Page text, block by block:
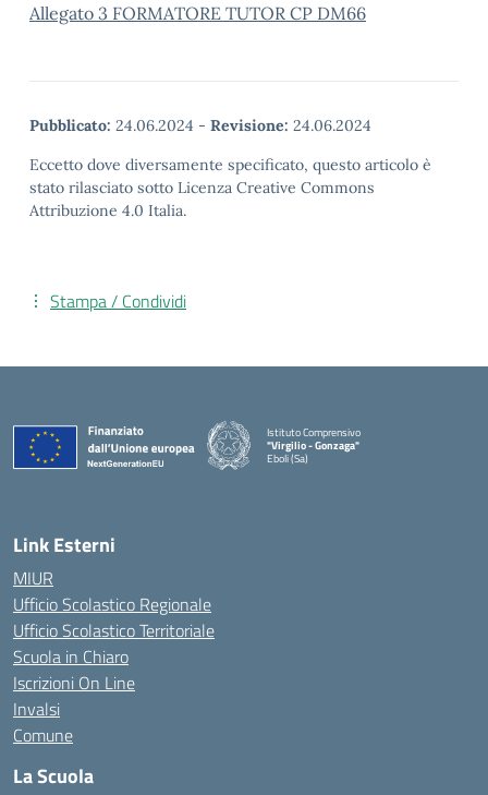
Allegato 3 FORMATORE TUTOR CP DM66
Pubblicato: 24.06.2024 - Revisione: 24.06.2024
Eccetto dove diversamente specificato, questo articolo è
stato rilasciato sotto Licenza Creative Commons
Attribuzione 4.0 Italia.
Stampa / Condividi
Istituto Comprensivo
"Virgilio - Gonzaga"
Eboli (Sa)
Link Esterni
MIUR
Ufficio Scolastico Regionale
Ufficio Scolastico Territoriale
Scuola in Chiaro
Iscrizioni On Line
Invalsi
Comune
La Scuola